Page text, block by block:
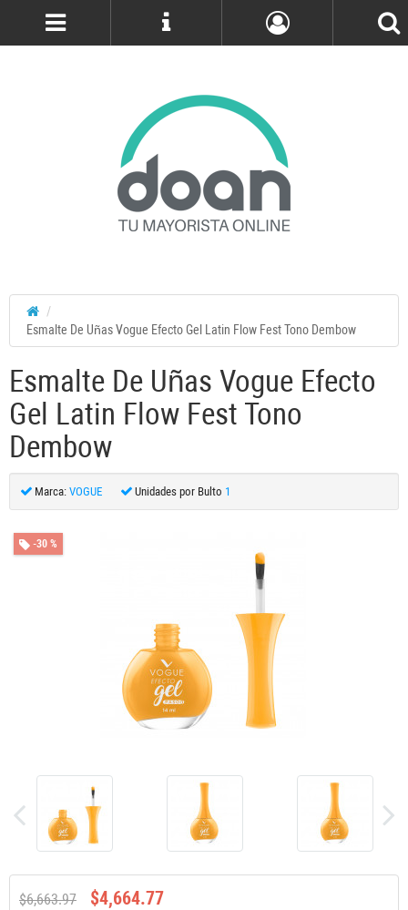
Esmalte De Uñas Vogue Efecto Gel Latin Flow Fest Tono Dembow
Esmalte De Uñas Vogue Efecto
Gel Latin Flow Fest Tono
Dembow
Marca: VOGUE Unidades por Bulto 1
-30 %
$6,663.97 $4,664.77